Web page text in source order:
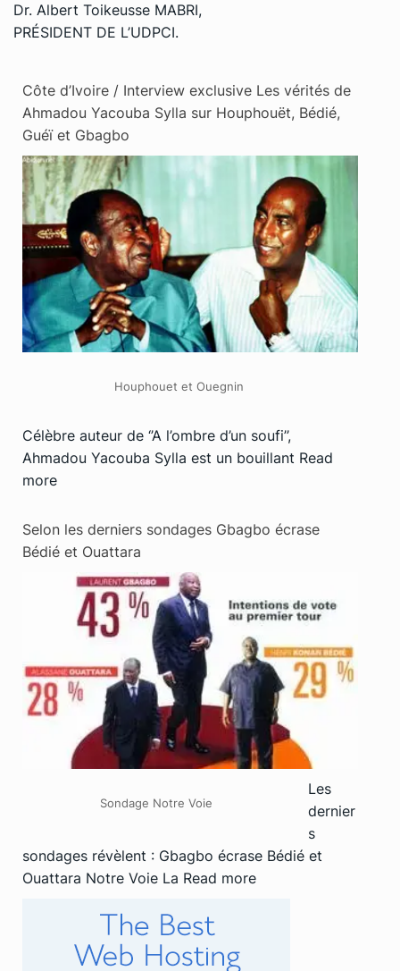
Dr. Albert Toikeusse MABRI,
PRÉSIDENT DE L’UDPCI.
Côte d’Ivoire / Interview exclusive Les vérités de
Ahmadou Yacouba Sylla sur Houphouët, Bédié,
Guéï et Gbagbo
Houphouet et Ouegnin
Célèbre auteur de ‘’A l’ombre d’un soufi’’,
Ahmadou Yacouba Sylla est un bouillant Read
more
Selon les derniers sondages Gbagbo écrase
Bédié et Ouattara
Sondage Notre Voie
Les
dernier
s
sondages révèlent : Gbagbo écrase Bédié et
Ouattara Notre Voie La Read more